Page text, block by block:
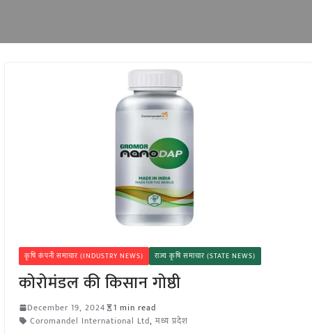
कृषि कंपनी समाचार (INDUSTRY NEWS) राज्य कृषि समाचार (STATE NEWS)
कोरोमंडल की किसान गोष्ठी
December 19, 2024
1 min read
Coromandel International Ltd, मध्य प्रदेश